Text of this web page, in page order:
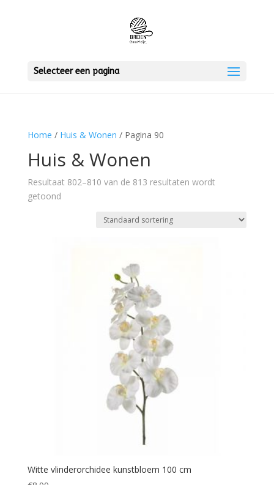
Selecteer een pagina
Home / Huis & Wonen / Pagina 90
Huis & Wonen
Resultaat 802–810 van de 813 resultaten wordt
getoond
Witte vlinderorchidee kunstbloem 100 cm